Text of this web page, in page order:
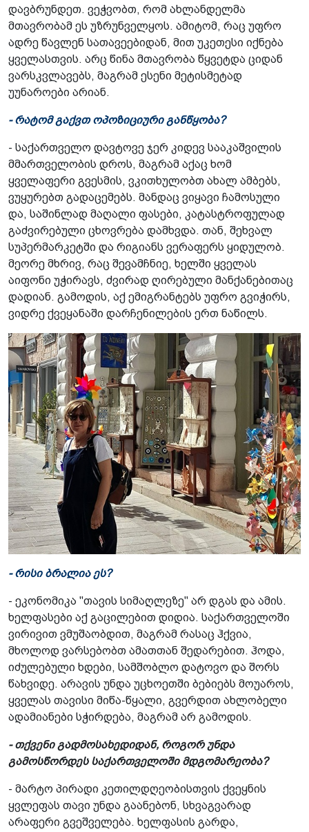
დავბრუნდეთ. ვეჭვობთ, რომ ახლანდელმა
მთავრობამ ეს უზრუნველყოს. ამიტომ, რაც უფრო
ადრე წავლენ სათავეებიდან, მით უკეთესი იქნება
ყველასთვის. არც წინა მთავრობა წყვეტდა ციდან
ვარსკვლავებს, მაგრამ ესენი მეტისმეტად
უუნაროები არიან.
- რატომ გაქვთ ოპოზიციური განწყობა?
- საქართველო დავტოვე ჯერ კიდევ სააკაშვილის
მმართველობის დროს, მაგრამ აქაც ხომ
ყველაფერი გვესმის, ვკითხულობთ ახალ ამბებს,
ვუყურებთ გადაცემებს. მანდაც ვიყავი ჩამოსული
და, საშინლად მაღალი ფასები, კატასტროფულად
გაძვირებული ცხოვრება დამხვდა. თან, შეხვალ
სუპერმარკეტში და რიგიანს ვერაფერს ყიდულობ.
მეორე მხრივ, რაც შევამჩნიე, ხელში ყველას
აიფონი უჭირავს, ძვირად ღირებული მანქანებითაც
დადიან. გამოდის, აქ ემიგრანტებს უფრო გვიჭირს,
ვიდრე ქვეყანაში დარჩენილების ერთ ნაწილს.
- რისი ბრალია ეს?
- ეკონომიკა "თავის სიმაღლეზე" არ დგას და ამის.
ხელფასები აქ გაცილებით დიდია. საქართველოში
ვირივით ვმუშაობდით, მაგრამ რასაც ჰქვია,
მხოლოდ ვარსებობთ ამათთან შედარებით. ჰოდა,
იძულებული ხდები, სამშობლო დატოვო და შორს
წახვიდე. არავის უნდა უცხოეთში ბებიებს მოუაროს,
ყველას თავისი მიწა-წყალი, გვერდით ახლობელი
ადამიანები სჭირდება, მაგრამ არ გამოდის.
- თქვენი გადმოსახედიდან, როგორ უნდა
გამოსწორდეს საქართველოში მდგომარეობა?
- მარტო პირადი კეთილდღეობისთვის ქვეყნის
ყვლეფას თავი უნდა გაანებონ, სხვაგვარად
არაფერი გვეშველება. ხელფასის გარდა,